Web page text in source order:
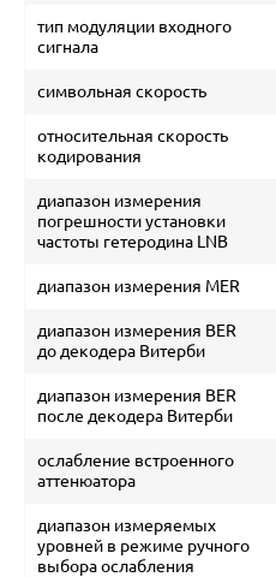
тип модуляции входного
сигнала
символьная скорость
относительная скорость
кодирования
диапазон измерения
погрешности установки
частоты гетеродина LNB
диапазон измерения MER
диапазон измерения BER
до декодера Витерби
диапазон измерения BER
после декодера Витерби
ослабление встроенного
аттенюатора
диапазон измеряемых
уровней в режиме ручного
выбора ослабления